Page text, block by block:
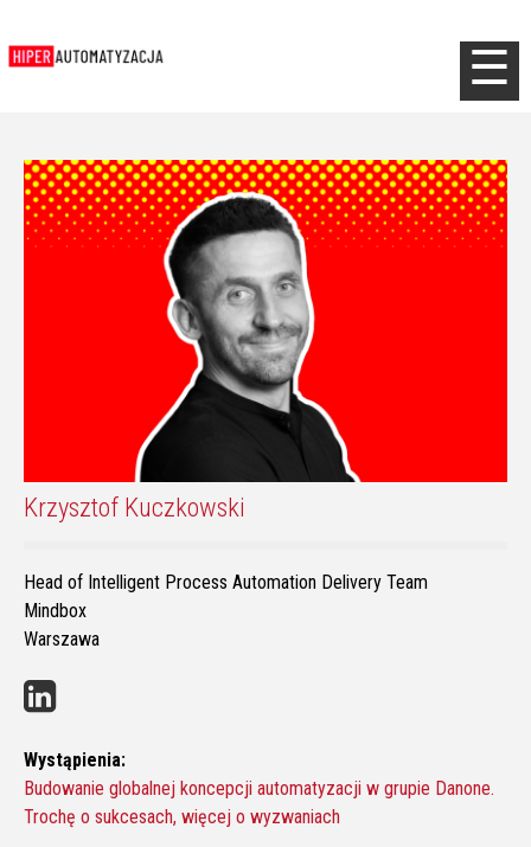
☰
Krzysztof Kuczkowski
Head of Intelligent Process Automation Delivery Team
Mindbox
Warszawa
Wystąpienia:
Budowanie globalnej koncepcji automatyzacji w grupie Danone.
Trochę o sukcesach, więcej o wyzwaniach